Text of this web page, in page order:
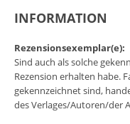
INFORMATION
Rezensionsexemplar(e):
Sind auch als solche
Rezension erhalten habe.
gekennzeichnet sind,
des Verlages/Autoren/der